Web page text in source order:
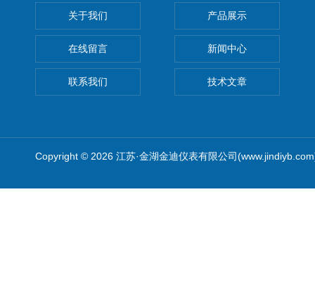
关于我们
在线留言
联系我们
产品展示
新闻中心
技术文章
Copyright © 2026 江苏·金湖金迪仪表有限公司